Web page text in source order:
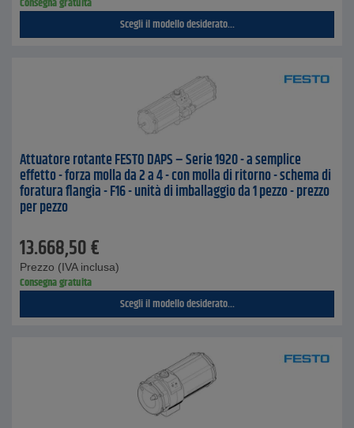
Scegli il modello desiderato...
Attuatore rotante FESTO DAPS – Serie 1920 - a semplice
effetto - forza molla da 2 a 4 - con molla di ritorno - schema di
foratura flangia - F16 - unità di imballaggio da 1 pezzo - prezzo
per pezzo
13.668,50€
Prezzo (IVA inclusa)
Consegna gratuita
Scegli il modello desiderato...